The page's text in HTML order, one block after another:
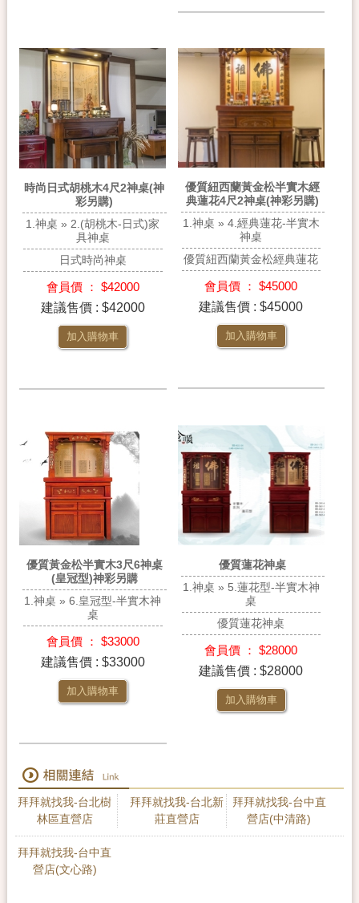
時尚日式胡桃木4尺2神桌(神
彩另購)
1.神桌 » 2.(胡桃木-日式)家
具神桌
日式時尚神桌
會員價 ： $42000
建議售價 : $42000
加入購物車
優質紐西蘭黃金松半實木經
典蓮花4尺2神桌(神彩另購)
1.神桌 » 4.經典蓮花-半實木
神桌
優質紐西蘭黃金松經典蓮花
會員價 ： $45000
建議售價 : $45000
加入購物車
優質黃金松半實木3尺6神桌
(皇冠型)神彩另購
1.神桌 » 6.皇冠型-半實木神
桌
會員價 ： $33000
建議售價 : $33000
加入購物車
優質蓮花神桌
1.神桌 » 5.蓮花型-半實木神
桌
優質蓮花神桌
會員價 ： $28000
建議售價 : $28000
加入購物車
拜拜就找我-台北樹
林區直營店
拜拜就找我-台北新
莊直營店
拜拜就找我-台中直
營店(中清路)
拜拜就找我-台中直
營店(文心路)